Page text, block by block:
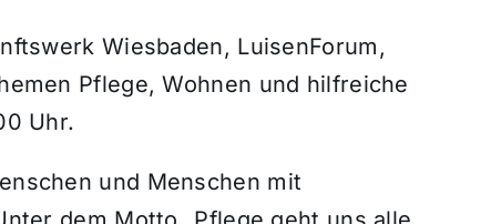
Wiesbaden, LuisenForum,
Pflege, Wohnen und hilfreiche
Uhr.
und Menschen mit